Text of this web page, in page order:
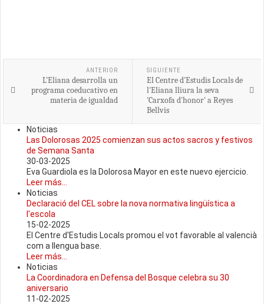
ANTERIOR
L’Eliana desarrolla un
programa coeducativo en
materia de igualdad
SIGUIENTE
El Centre d'Estudis Locals de
l'Eliana lliura la seva
'Carxofa d'honor' a Reyes
Bellvis
Noticias
Las Dolorosas 2025 comienzan sus actos sacros y festivos
de Semana Santa
30-03-2025
Eva Guardiola es la Dolorosa Mayor en este nuevo ejercicio.
Leer más...
Noticias
Declaració del CEL sobre la nova normativa lingüística a
l'escola
15-02-2025
El Centre d'Estudis Locals promou el vot favorable al valencià
com a llengua base.
Leer más...
Noticias
La Coordinadora en Defensa del Bosque celebra su 30
aniversario
11-02-2025